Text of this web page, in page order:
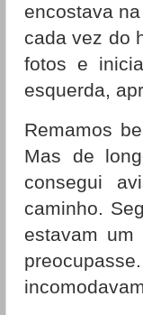
encostava
cada vez do
fotos e
esquerda,
Remamos
Mas de
consegui
caminho.
estavam